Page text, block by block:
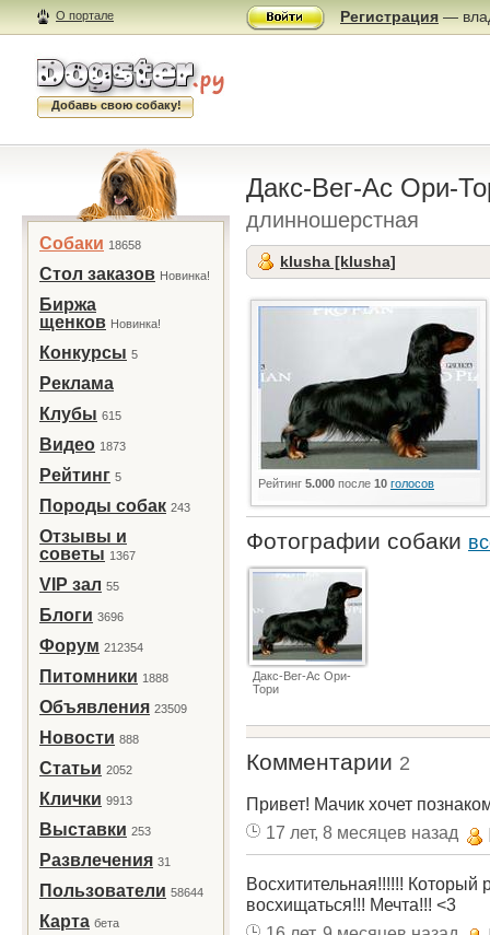
О портале Регистрация —
Добавь свою собаку!
Собаки 18658
Стол заказов Новинка!
Биржа
щенков Новинка!
Конкурсы 5
Реклама
Клубы 615
Видео 1873
Рейтинг 5
Породы собак 243
Отзывы и
советы 1367
VIP зал 55
Блоги 3696
Форум 212354
Питомники 1888
Объявления 23509
Новости 888
Статьи 2052
Клички 9913
Выставки 253
Развлечения 31
Пользователи 58644
Карта бета
Дакс-Вег-Ас Ори-
длинношерстная
klusha [klusha]
Рейтинг 5.000 после 10 голосов
Фотографии собаки
Дакс-Вег-Ас Ори-
Тори
Комментарии 2
Привет! Мачик хочет
17 лет, 8 месяцев назад
Восхитительная!!!!!!
восхищаться!!! Мечта!!! <3